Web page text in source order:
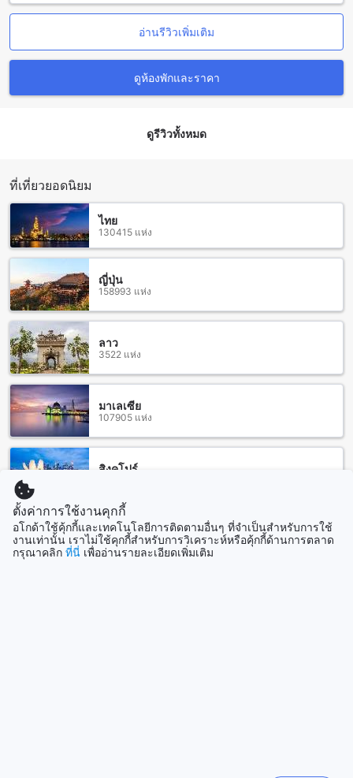
ให้แขกได้รับประสบการณ์การพักผ่อนที่สะดวกสบาย
มดแดง รีสอร์ท ให้บริการห้องพักหลากหลายรูปแบบที่ทันสมัยและ
สะดวกสบาย ในราคาที่ดีที่สุดในประจวบคีรีขันธ์ ไทย ห้องพักที่มี
ไซส์สุพเปอร์ ห้องสแตนดาร์ดขนาด 24 ตารางเมตรพร้อมเตียงคิง
สามร้อยยอด: สวรรค์แห่งความสงบเงียบในประจวบคีรีขันธ์
สามร้อยยอดเป็นสถานที่ท่องเที่ยวที่มีความเป็นเอกลักษณ์ใน
ประจวบคีรีขันธ์ ไทย ภูเขาที่สูงและป่าที่อุดมสมบูรณ์ของสามร้อย
ยอดเป็นที่ตั้งของหลายๆ สถานที่ท่องเที่ยวที่น่าสนใจ การเดินทาง
ขึ้นไปยังสามร้อยยอดเป็นการผจญภัยที่น่าตื่นเต้น เพราะคุณจะได้
เห็นวิวที่สวยงามของท้องฟ้าและภูเขาที่ราบรื่น นอกจากนี้ยังมี
สถานที่ท่องเที่ยวอื่นๆ เช่น น้ำตกที่สวยงามและวิถีชีวิตของชาว
บ้านที่น่าสนใจ สามร้อยยอดเป็นสถานที่ท่องเที่ยวที่สร้างความสุข
และความผ่อนคลายให้กับผู้ที่มาเยือน
วิธีการเดินทางจากสนามบินใกล้เคียงไปยัง มดแดง รีสอร์ท
มดแดง รีสอร์ท เป็นที่พักที่สวยงามและเงียบสงบที่ตั้งอยู่ในสามร้อย
ยอด ประจวบคีรีขันธ์ ไทย หากคุณกำลังมองหาวิธีการเดินทางจาก
สนามบินใกล้เคียงไปยังที่พักนี้ คุณสามารถเลือกใช้บริการรถ
แท็กซี่หรือรถเมล์เพื่อเดินทางมายังที่นี่ได้อย่างสะดวกสบาย
หากคุณต้องการความสะดวกสบายและเร็วที่สุด คุณสามารถเรียก
รถแท็กซี่จากสนามบินได้ ระยะทางจากสนามบินไปยัง มดแดง
รีสอร์ท ประมาณ 100 กิโลเมตร และใช้เวลาเดินทางประมาณ 2
ชั่วโมง หากคุณต้องการอิสระในการเดินทาง คุณสามารถเช่ารถ
เองจากสนามบินและขับเองมายังที่นี่ได้ง่ายๆ
นอกจากนี้ คุณยังสามารถใช้บริการรถเมล์สาธารณะเพื่อเดินทาง
มายัง มดแดง รีสอร์ท รถเมล์สาธารณะจะมีเส้นทางออกจากสนาม
บินและหยุดบริเวณที่พัก ซึ่งจะให้คุณสามารถเดินทางไปยังที่นี่ได้
อ่านรีวิวเพิ่มเติม
ดูห้องพักและราคา
ดูรีวิวทั้งหมด
ที่เที่ยวยอดนิยม
ไทย
130415 แห่ง
ญี่ปุ่น
158993 แห่ง
ลาว
3522 แห่ง
มาเลเซีย
107905 แห่ง
สิงคโปร์
แสดงเพิ่ม
ดูทั้งหมด
ตั้งค่าการใช้งานคุกกี้
อโกด้าใช้คุ้กกี้และเทคโนโลยีการติดตามอื่นๆ ที่จำเป็นสำหรับการใช้
งานเท่านั้น เราไม่ใช้คุกกี้สำหรับการวิเคราะห์หรือคุ้กกี้ด้านการตลาด
กรุณาคลิก ที่นี่ เพื่ออ่านรายละเอียดเพิ่มเติม